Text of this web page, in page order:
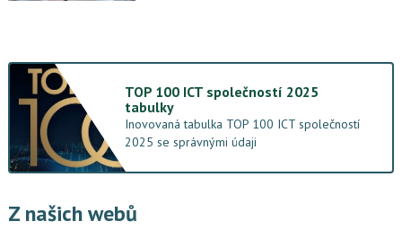
TOP 100 ICT společností 2025
tabulky
Inovovaná tabulka TOP 100 ICT společností
2025 se správnými údaji
Z našich webů